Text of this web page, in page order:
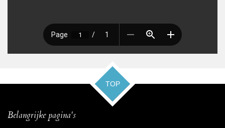
TOP
Belangrijke pagina's